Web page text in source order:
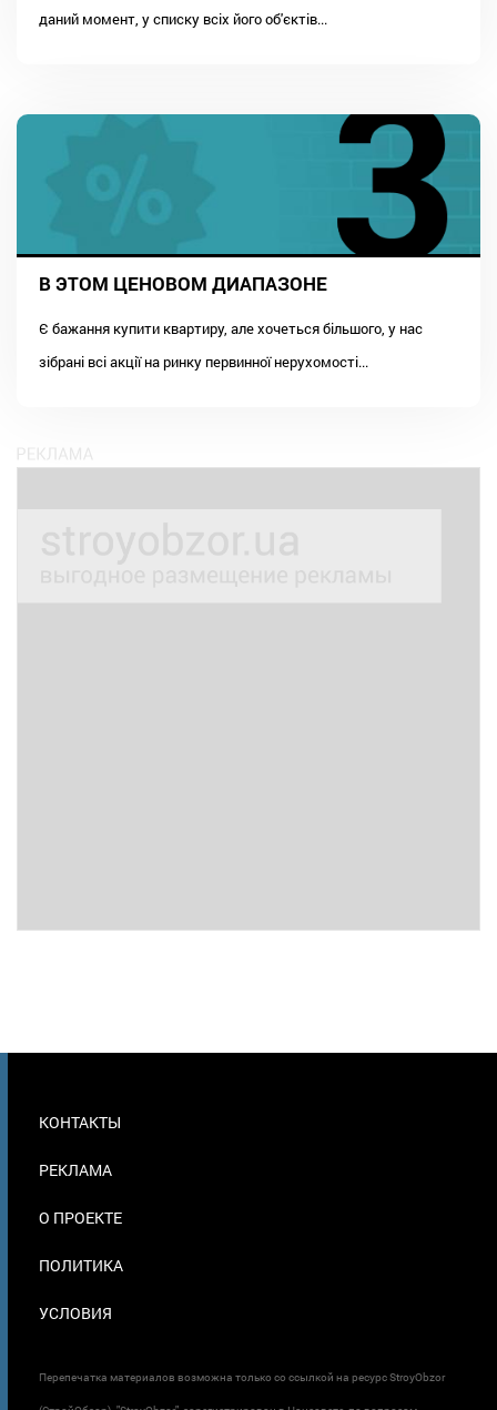
даний момент, у списку всіх його об'єктів...
В ЭТОМ ЦЕНОВОМ ДИАПАЗОНЕ
Є бажання купити квартиру, але хочеться більшого, у нас
зібрані всі акції на ринку первинної нерухомості...
В
КОНТАКТЫ
РЕКЛАМА
О ПРОЕКТЕ
ПОЛИТИКА
УСЛОВИЯ
Перепечатка материалов возможна только со ссылкой на ресурс StroyObzor